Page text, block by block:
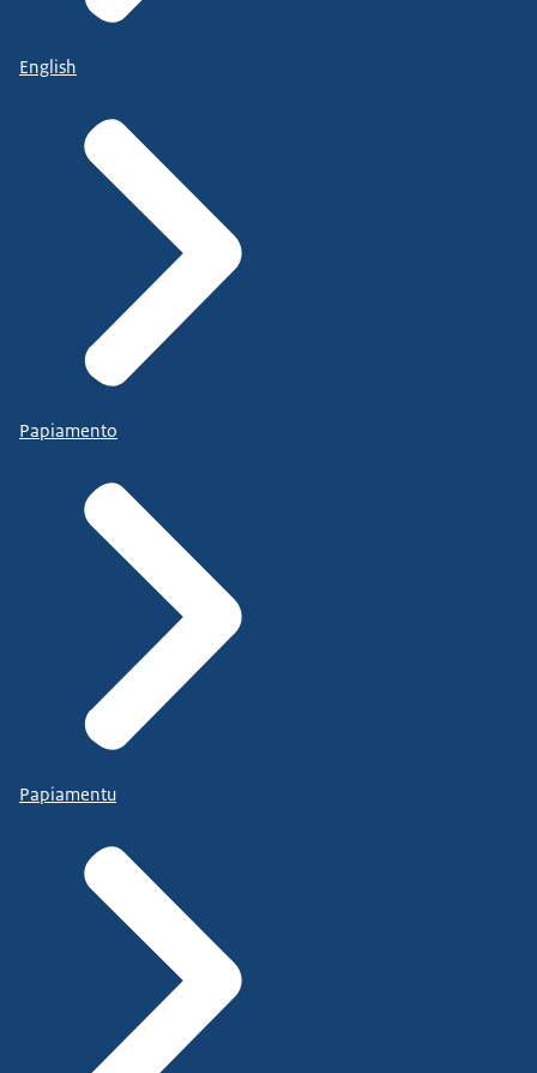
English
Papiamento
Papiamentu